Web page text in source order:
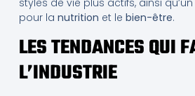
styles de vie plus actifs, ainsi
pour la nutrition et le bien-être.
LES TENDANCES QUI
L’INDUSTRIE